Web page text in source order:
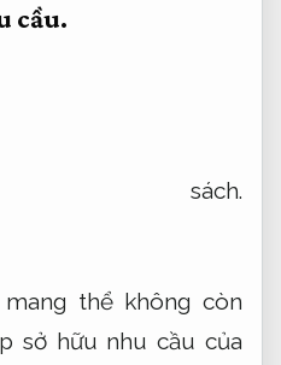
cầu.
sách.
thể không còn
sở hữu nhu cầu của